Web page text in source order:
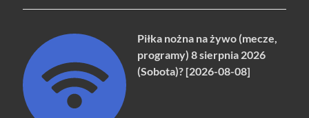
Piłka nożna na żywo (mecze,
programy) 8 sierpnia 2026
(Sobota)? [2026-08-08]